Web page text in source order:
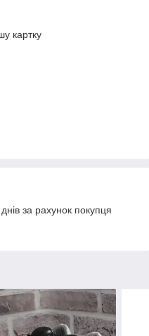
картку
за рахунок покупця